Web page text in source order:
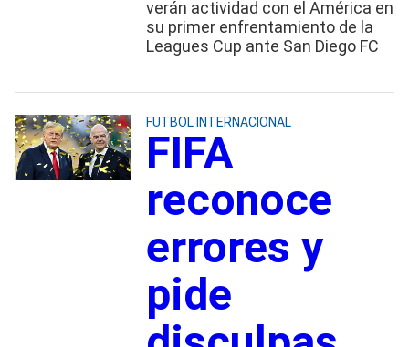
verán actividad con el América en
su primer enfrentamiento de la
Leagues Cup ante San Diego FC
FUTBOL INTERNACIONAL
FIFA
reconoce
errores y
pide